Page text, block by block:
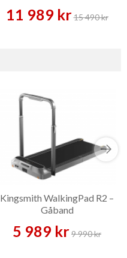
11 989 kr15 490 kr
Kingsmith WalkingPad R2 –
Gåband
5 989 kr9 990 kr